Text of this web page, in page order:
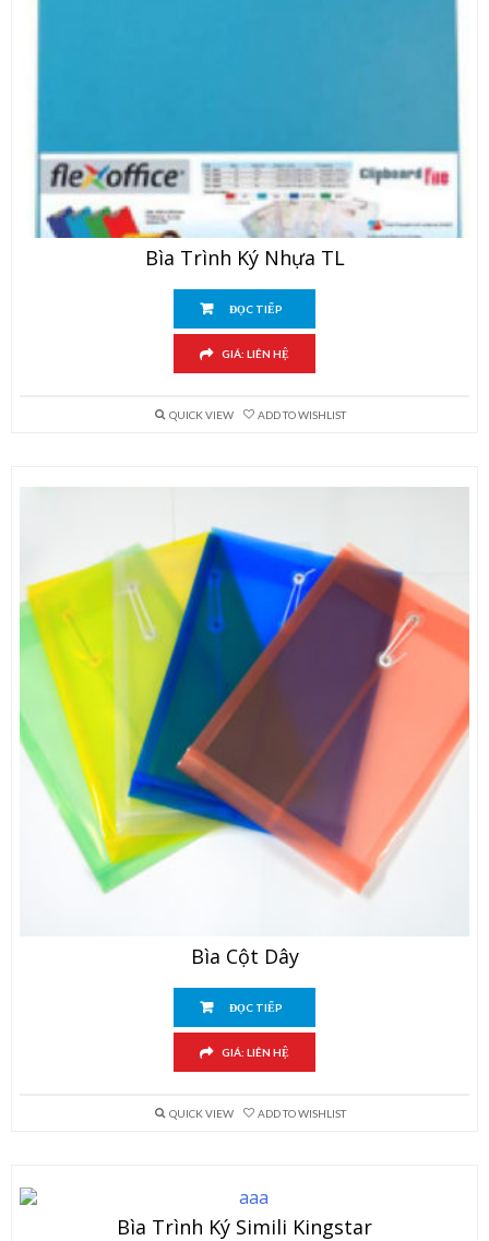
Bìa Trình Ký Nhựa TL
ĐỌC TIẾP
GIÁ: LIÊN HỆ
QUICK VIEW ADD TO WISHLIST
Bìa Cột Dây
ĐỌC TIẾP
GIÁ: LIÊN HỆ
QUICK VIEW ADD TO WISHLIST
Bìa Trình Ký Simili Kingstar